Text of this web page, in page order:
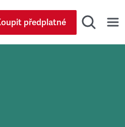
předplatné